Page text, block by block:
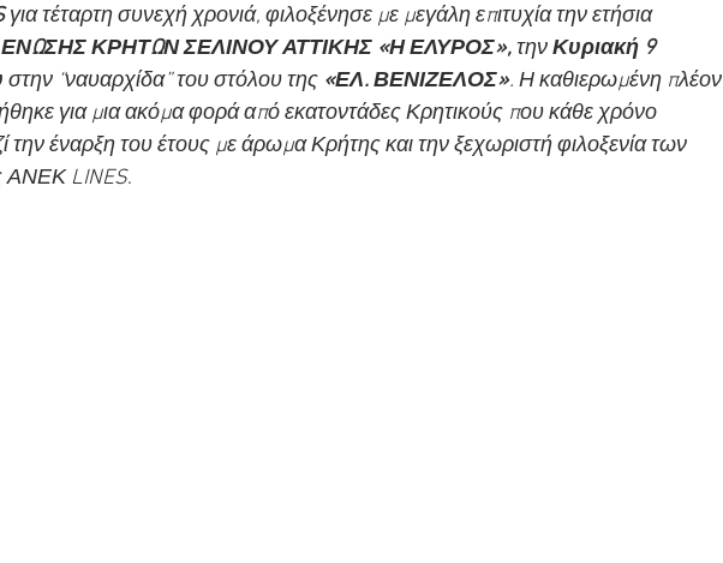
για τέταρτη συνεχή χρονιά, φιλοξένησε με μεγάλη επιτυχία την ετήσια
ΕΝΩΣΗΣ ΚΡΗΤΩΝ ΣΕΛΙΝΟΥ ΑΤΤΙΚΗΣ «Η ΕΛΥΡΟΣ», την Κυριακή 9
στην “ναυαρχίδα” του στόλου της «ΕΛ. ΒΕΝΙΖΕΛΟΣ». Η καθιερωμένη πλέον
για μια ακόμα φορά από εκατοντάδες Κρητικούς που κάθε χρόνο
την έναρξη του έτους με άρωμα Κρήτης και την ξεχωριστή φιλοξενία των
ΑΝΕΚ LINES.